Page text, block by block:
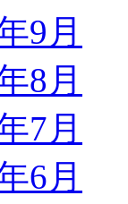
9月
8月
7月
6月